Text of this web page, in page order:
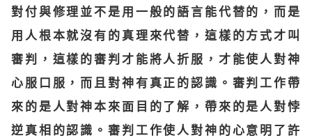
對付與修理並不是用一般的語言能代替的，而是
用人根本就沒有的真理來代替，這樣的方式才叫
審判，這樣的審判才能將人折服，才能使人對神
心服口服，而且對神有真正的認識。審判工作帶
來的是人對神本來面目的了解，帶來的是人對悖
逆真相的認識。審判工作使人對神的心意明了許